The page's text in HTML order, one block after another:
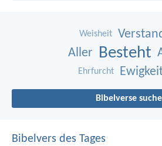
Weisheit
Aller Besteht
Ehrfurcht
Bibelverse
Bibelvers des Tages